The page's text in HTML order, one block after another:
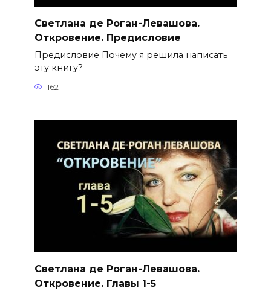
Светлана де Роган-Левашова.
Откровение. Предисловие
Предисловие Почему я решила написать
эту книгу?
162
Светлана де Роган-Левашова.
Откровение. Главы 1-5